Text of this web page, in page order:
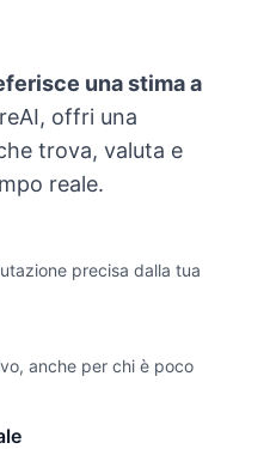
una stima a
offri una
trova, valuta e
reale.
precisa dalla tua
anche per chi è poco